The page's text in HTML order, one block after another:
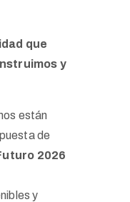
que
y
están
de
2026
y